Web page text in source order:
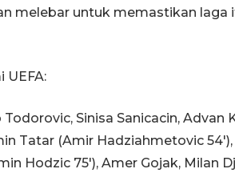
melebar untuk memastikan laga
UEFA:
Todorovic, Sinisa Sanicacin, Advan
Tatar (Amir Hadziahmetovic
Hodzic 75'), Amer Gojak, Milan